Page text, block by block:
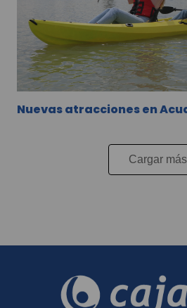
Nuevas atracciones en
Cargar más